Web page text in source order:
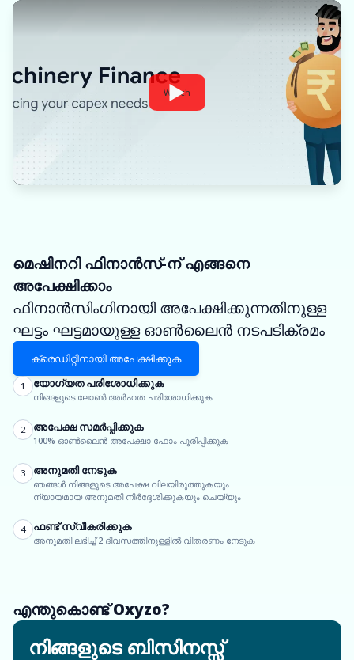
Watch
മെഷിനറി ഫിനാൻസ്-ന് എങ്ങനെ
അപേക്ഷിക്കാം
ഫിനാൻസിംഗിനായി അപേക്ഷിക്കുന്നതിനുള്ള
ഘട്ടം ഘട്ടമായുള്ള ഓൺലൈൻ നടപടിക്രമം
ക്രെഡിറ്റിനായി അപേക്ഷിക്കുക
1 യോഗ്യത പരിശോധിക്കുക
നിങ്ങളുടെ ലോൺ അർഹത പരിശോധിക്കുക
2 അപേക്ഷ സമർപ്പിക്കുക
100% ഓൺലൈൻ അപേക്ഷാ ഫോം പൂരിപ്പിക്കുക
3 അനുമതി നേടുക
ഞങ്ങൾ നിങ്ങളുടെ അപേക്ഷ വിലയിരുത്തുകയും
ന്യായമായ അനുമതി നിർദ്ദേശിക്കുകയും ചെയ്യും
4 ഫണ്ട് സ്വീകരിക്കുക
അനുമതി ലഭിച്ച് 2 ദിവസത്തിനുള്ളിൽ വിതരണം നേടുക
എന്തുകൊണ്ട് Oxyzo?
നിങ്ങളുടെ ബിസിനസ്സ്